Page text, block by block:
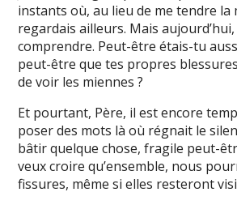
instants où, au lieu de me tendre la
regardais ailleurs. Mais
comprendre. Peut-être étais-tu
peut-être que tes propres
de voir les miennes ?
Et pourtant, Père, il est encore
poser des mots là où régnait le
bâtir quelque chose, fragile peut-
veux croire qu’ensemble, nous
fissures, même si elles resteront